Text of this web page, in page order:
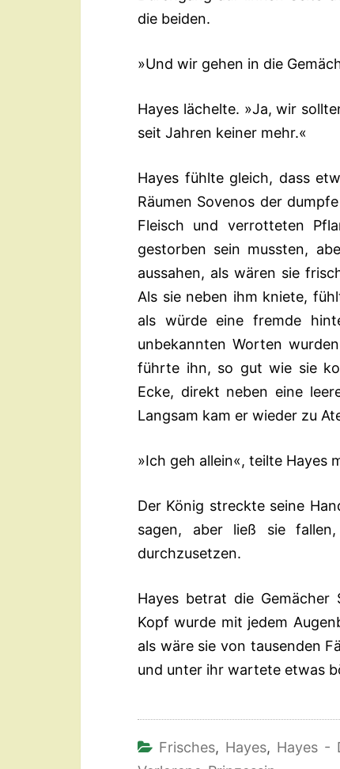
die beiden.
»Und wir gehen in die
Hayes lächelte. »Ja, wir
seit Jahren keiner mehr.«
Hayes fühlte gleich, dass
Räumen Sovenos der
Fleisch und verrotteten
gestorben sein mussten,
aussahen, als wären sie
Als sie neben ihm kniete,
als würde eine fremde
unbekannten Worten
führte ihn, so gut wie sie
Ecke, direkt neben eine
Langsam kam er wieder zu
»Ich geh allein«, teilte Hayes
Der König streckte seine
sagen, aber ließ sie
durchzusetzen.
Hayes betrat die Gemächer
Kopf wurde mit jedem
als wäre sie von tausenden
und unter ihr wartete etwas
Frisches, Hayes, Hayes -